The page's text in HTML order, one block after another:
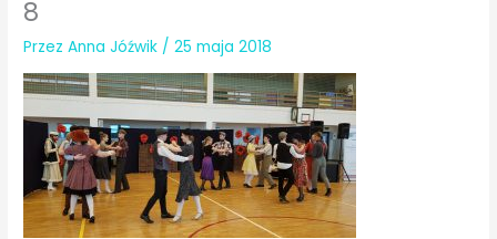
8
PrzezAnna Jóźwik /25 maja 2018